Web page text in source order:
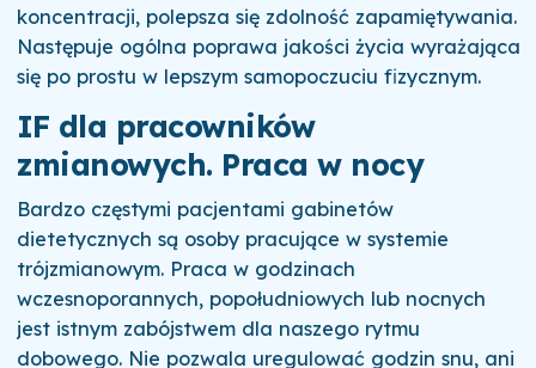
koncentracji, polepsza się zdolność zapamiętywania.
Następuje ogólna poprawa jakości życia wyrażająca
się po prostu w lepszym samopoczuciu fizycznym.
IF dla pracowników
zmianowych. Praca w nocy
Bardzo częstymi pacjentami gabinetów
dietetycznych są osoby pracujące w systemie
trójzmianowym. Praca w godzinach
wczesnoporannych, popołudniowych lub nocnych
jest istnym zabójstwem dla naszego rytmu
dobowego. Nie pozwala uregulować godzin snu, ani